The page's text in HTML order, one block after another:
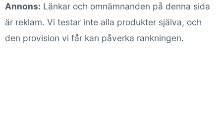
Annons: Länkar och omnämnanden på denna sida
är reklam. Vi testar inte alla produkter själva, och
den provision vi får kan påverka rankningen.